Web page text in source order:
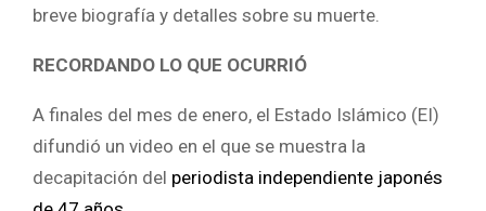
breve biografía y detalles sobre su muerte.
RECORDANDO LO QUE OCURRIÓ
A finales del mes de enero, el Estado Islámico (EI)
difundió un video en el que se muestra la
decapitación del periodista independiente japonés